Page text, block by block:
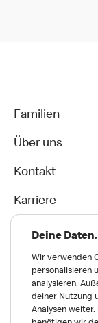
Familien
Über uns
Kontakt
Karriere
Deine
Wir verwenden
personalisieren
analysieren.
deiner Nutzung
Analysen